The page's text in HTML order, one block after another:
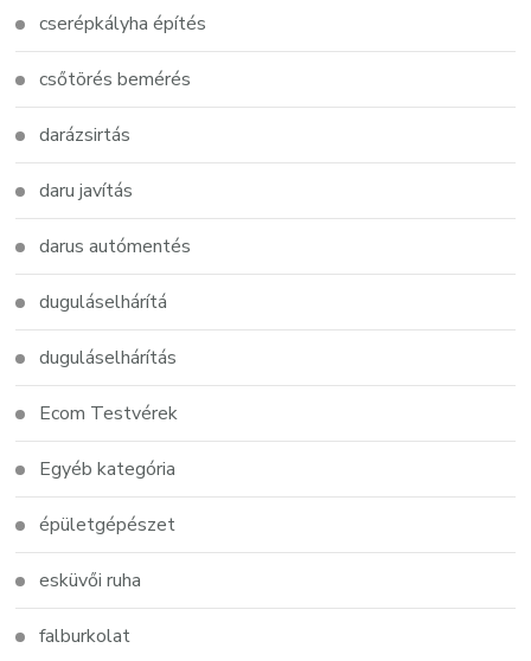
cserépkályha építés
csőtörés bemérés
darázsirtás
daru javítás
darus autómentés
duguláselhárítá
duguláselhárítás
Ecom Testvérek
Egyéb kategória
épületgépészet
esküvői ruha
falburkolat